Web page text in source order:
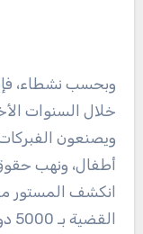
وبحسب نشطاء،
خلال السنوات
ويصنعون
أطفال، ونهب
انكشف المستور
القضية بـ 5000 دولار.